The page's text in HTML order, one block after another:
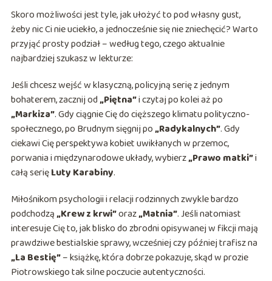
Skoro możliwości jest tyle, jak ułożyć to pod własny gust,
żeby nic Ci nie uciekło, a jednocześnie się nie zniechęcić? Warto
przyjąć prosty podział – według tego, czego aktualnie
najbardziej szukasz w lekturze:
Jeśli chcesz wejść w klasyczną, policyjną serię z jednym
bohaterem, zacznij od„Piętna”i czytaj po kolei aż po
„Markiza”. Gdy ciągnie Cię do cięższego klimatu polityczno-
społecznego, po Brudnym sięgnij po„Radykalnych”. Gdy
ciekawi Cię perspektywa kobiet uwikłanych w przemoc,
porwania i międzynarodowe układy, wybierz„Prawo matki”i
całą serięLuty Karabiny.
Miłośnikom psychologii i relacji rodzinnych zwykle bardzo
podchodzą„Krew z krwi”oraz„Matnia”. Jeśli natomiast
interesuje Cię to, jak blisko do zbrodni opisywanej w fikcji mają
prawdziwe bestialskie sprawy, wcześniej czy później trafisz na
„La Bestię”– książkę, która dobrze pokazuje, skąd w prozie
Piotrowskiego tak silne poczucie autentyczności.